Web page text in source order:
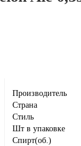
Производитель
Страна
Стиль
Шт в упаковке
Спирт(об.)